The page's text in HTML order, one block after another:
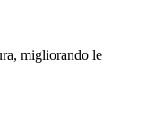
migliorando le